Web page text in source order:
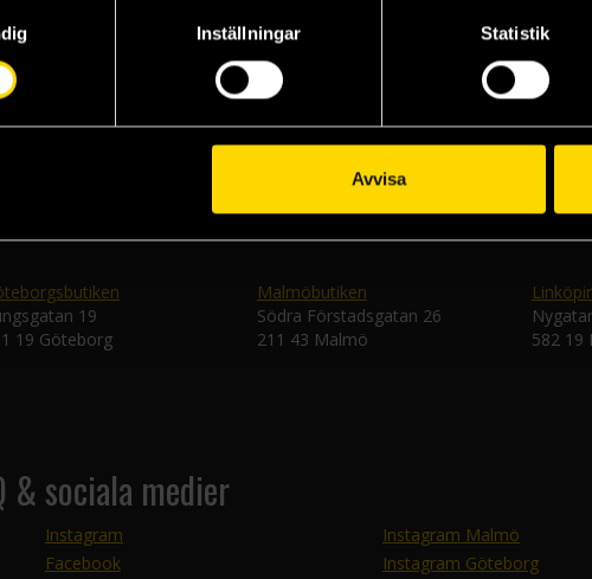
Inställningar Statistik
Avvisa
19
19 Göteborg
Malmöbutiken
Södra Förstadsgatan 26
211 43 Malmö
582 19
& sociala medier
Instagram
Facebook
Instagram Malmö
Instagram Göteborg